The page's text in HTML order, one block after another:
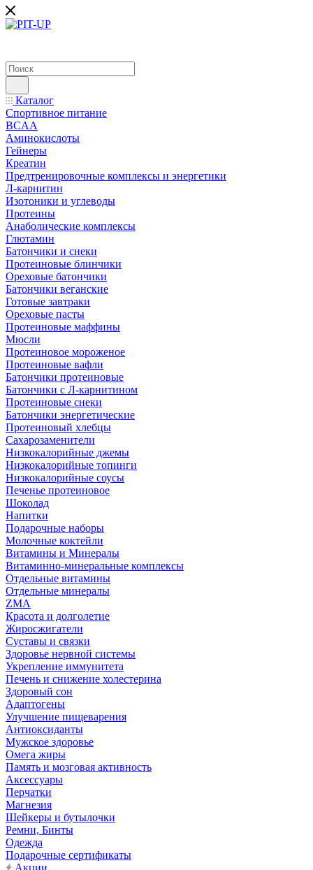
Каталог
Спортивное питание
BCAA
Аминокислоты
Гейнеры
Креатин
Предтренировочные комплексы и энергетики
Л-карнитин
Изотоники и углеводы
Протеины
Анаболические комплексы
Глютамин
Батончики и снеки
Протеиновые блинчики
Ореховые батончики
Батончики веганские
Готовые завтраки
Ореховые пасты
Протеиновые маффины
Мюсли
Протеиновое мороженое
Протеиновые вафли
Батончики протеиновые
Батончики с Л-карнитином
Протеиновые снеки
Батончики энергетические
Протеиновый хлебцы
Сахарозаменители
Низкокалорийные джемы
Низкокалорийные топинги
Низкокалорийные соусы
Печенье протеиновое
Шоколад
Напитки
Подарочные наборы
Молочные коктейли
Витамины и Минералы
Витаминно-минеральные комплексы
Отдельные витамины
Отдельные минералы
ZMA
Красота и долголетие
Жиросжигатели
Суставы и связки
Здоровье нервной системы
Укрепление иммунитета
Печень и снижение холестерина
Здоровый сон
Адаптогены
Улучшение пищеварения
Антиоксиданты
Мужское здоровье
Омега жиры
Память и мозговая активность
Аксессуары
Перчатки
Магнезия
Шейкеры и бутылочки
Ремни, Бинты
Одежда
Подарочные сертификаты
Акции